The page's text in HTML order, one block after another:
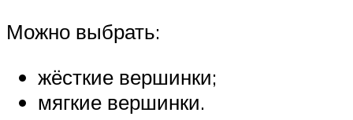
Можно выбрать:
жёсткие вершинки;
мягкие вершинки.